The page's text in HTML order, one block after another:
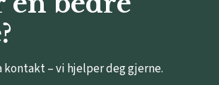
– vi hjelper deg gjerne.